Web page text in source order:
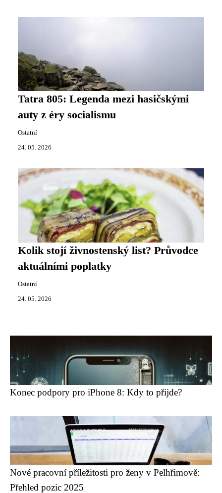
Tatra 805: Legenda mezi hasičskými
auty z éry socialismu
Ostatní
24. 05. 2026
Kolik stojí živnostenský list? Průvodce
aktuálními poplatky
Ostatní
24. 05. 2026
Konec podpory pro iPhone 8: Kdy to přijde?
Nové pracovní příležitosti pro ženy v Pelhřimově:
Přehled pozic 2025